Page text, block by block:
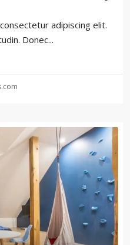
adipiscing elit.
Donec...